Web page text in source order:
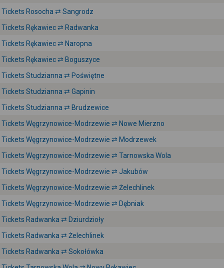
Tickets Rosocha ⇄ Sangrodz
Tickets Rękawiec ⇄ Radwanka
Tickets Rękawiec ⇄ Naropna
Tickets Rękawiec ⇄ Boguszyce
Tickets Studzianna ⇄ Poświętne
Tickets Studzianna ⇄ Gapinin
Tickets Studzianna ⇄ Brudzewice
Tickets Węgrzynowice-Modrzewie ⇄ Nowe Mierzno
Tickets Węgrzynowice-Modrzewie ⇄ Modrzewek
Tickets Węgrzynowice-Modrzewie ⇄ Tarnowska Wola
Tickets Węgrzynowice-Modrzewie ⇄ Jakubów
Tickets Węgrzynowice-Modrzewie ⇄ Żelechlinek
Tickets Węgrzynowice-Modrzewie ⇄ Dębniak
Tickets Radwanka ⇄ Dziurdzioły
Tickets Radwanka ⇄ Żelechlinek
Tickets Radwanka ⇄ Sokołówka